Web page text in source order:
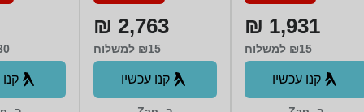
1,931 ₪
₪15 למשלוח
קנו עכשיו
2,763 ₪
₪15 למשלוח
קנו עכשיו
₪30